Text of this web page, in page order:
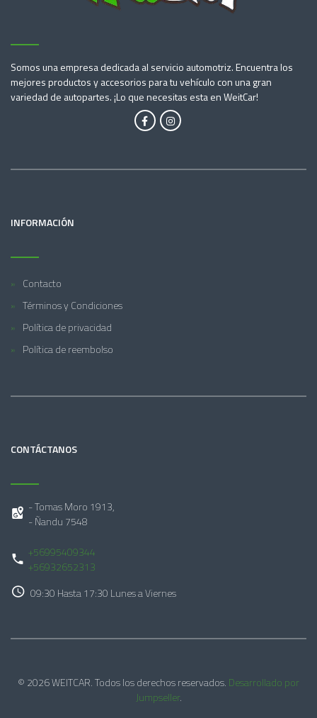
Somos una empresa dedicada al servicio automotriz. Encuentra los
mejores productos y accesorios para tu vehículo con una gran
variedad de autopartes. ¡Lo que necesitas esta en WeitCar!
INFORMACIÓN
Contacto
Términos y Condiciones
Política de privacidad
Política de reembolso
CONTÁCTANOS
- Tomas Moro 1913,
- Ñandu 7548
+56995409344
+56932652313
09:30 Hasta 17:30 Lunes a Viernes
© 2026 WEITCAR. Todos los derechos reservados. Desarrollado por
Jumpseller.